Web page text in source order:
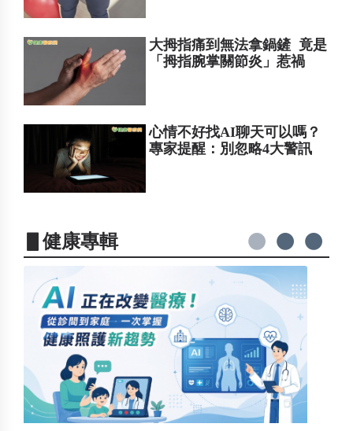
大拇指痛到無法拿鍋鏟 竟是
「拇指腕掌關節炎」惹禍
心情不好找AI聊天可以嗎？
專家提醒：別忽略4大警訊
▋健康專輯